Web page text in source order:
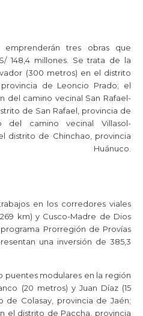
tres obras que
148,4 millones. Se trata de la
(300 metros) en el distrito
de Leoncio Prado; el
del camino vecinal San Rafael-
de San Rafael, provincia de
del camino vecinal Villasol-
distrito de Chinchao, provincia
en los corredores viales
km) y Cusco-Madre de Dios
Prorregión de Provías
una inversión de 385,3
puentes modulares en la región
(20 metros) y Juan Díaz (15
de Colasay, provincia de Jaén;
el distrito de Paccha, provincia